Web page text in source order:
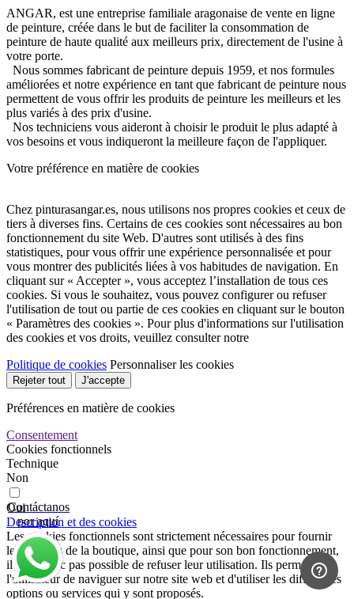
Contáctanos
por aquí
ANGAR, est une entreprise familiale aragonaise de vente en ligne
de peinture, créée dans le but de faciliter la consommation de
peinture de haute qualité aux meilleurs prix, directement de l'usine à
votre porte.
Nous sommes fabricant de peinture depuis 1959, et nos formules
améliorées et notre expérience en tant que fabricant de peinture nous
permettent de vous offrir les produits de peinture les meilleurs et les
plus variés à des prix d'usine.
Nos techniciens vous aideront à choisir le produit le plus adapté à
vos besoins et vous indiqueront la meilleure façon de l'appliquer.
Votre préférence en matière de cookies
Chez pinturasangar.es, nous utilisons nos propres cookies et ceux de
tiers à diverses fins. Certains de ces cookies sont nécessaires au bon
fonctionnement du site Web. D'autres sont utilisés à des fins
statistiques, pour vous offrir une expérience personnalisée et pour
vous montrer des publicités liées à vos habitudes de navigation. En
cliquant sur « Accepter », vous acceptez l’installation de tous ces
cookies. Si vous le souhaitez, vous pouvez configurer ou refuser
l'utilisation de tout ou partie de ces cookies en cliquant sur le bouton
« Paramètres des cookies ». Pour plus d'informations sur l'utilisation
des cookies et vos droits, veuillez consulter notre
Politique de cookies Personnaliser les cookies
Rejeter tout J'accepte
Préférences en matière de cookies
Consentement
Cookies fonctionnels
Technique
Non
Oui
Description et des cookies
Les cookies fonctionnels sont strictement nécessaires pour fournir
les services de la boutique, ainsi que pour son bon fonctionnement,
il n'est donc pas possible de refuser leur utilisation. Ils permettent à
l'utilisateur de naviguer sur notre site web et d'utiliser les différentes
options ou services qui y sont proposés.